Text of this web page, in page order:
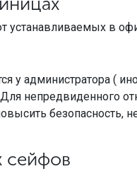
устанавливаемых в
у администратора (
непредвиденного
сейфов